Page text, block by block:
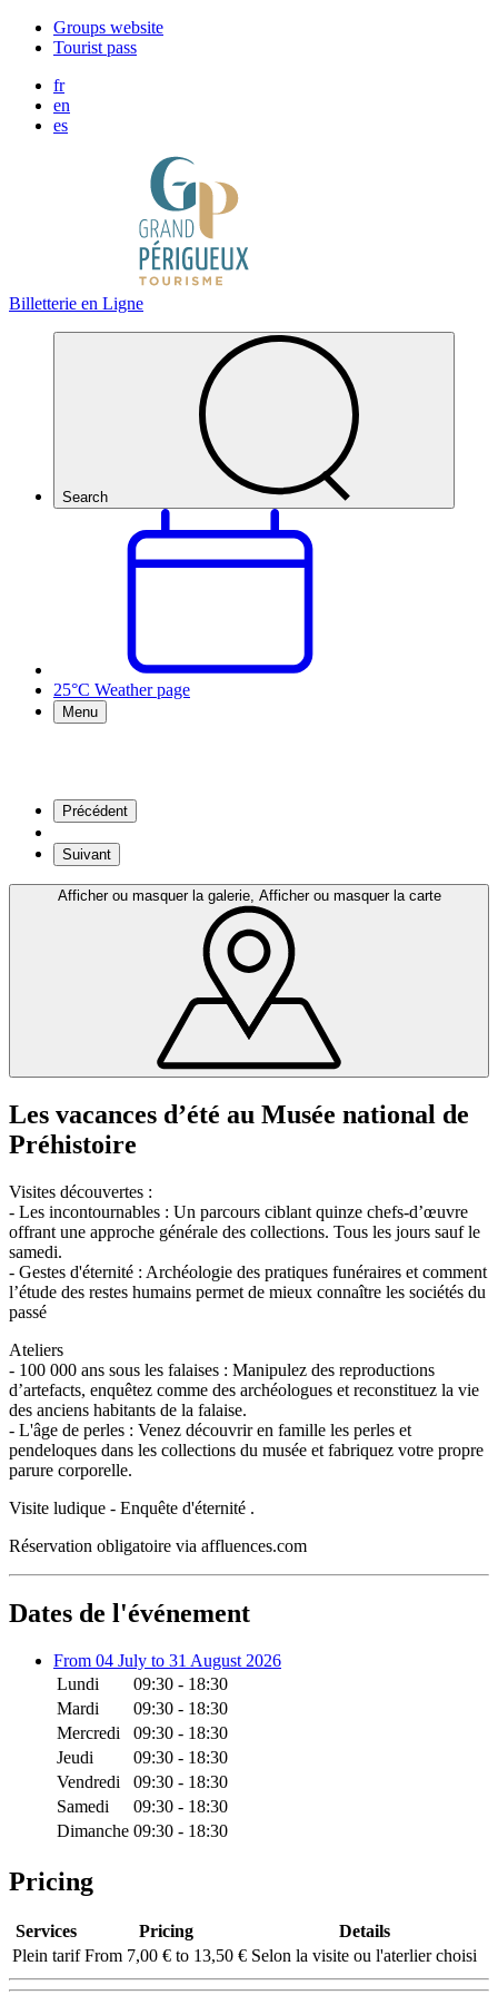
Groups website
Tourist pass
fr
en
es
Billetterie en Ligne
Search
25°C Weather page
Menu
Précédent
Suivant
Afficher ou masquer la galerie, Afficher ou masquer la carte
Les vacances d’été au Musée national de
Préhistoire
Visites découvertes :
- Les incontournables : Un parcours ciblant quinze chefs-d’œuvre
offrant une approche générale des collections. Tous les jours sauf le
samedi.
- Gestes d'éternité : Archéologie des pratiques funéraires et comment
l’étude des restes humains permet de mieux connaître les sociétés du
passé
Ateliers
- 100 000 ans sous les falaises : Manipulez des reproductions
d’artefacts, enquêtez comme des archéologues et reconstituez la vie
des anciens habitants de la falaise.
- L'âge de perles : Venez découvrir en famille les perles et
pendeloques dans les collections du musée et fabriquez votre propre
parure corporelle.
Visite ludique - Enquête d'éternité .
Réservation obligatoire via affluences.com
Dates de l'événement
From 04 July to 31 August 2026
Lundi
09:30 - 18:30
Mardi
09:30 - 18:30
Mercredi
09:30 - 18:30
Jeudi
09:30 - 18:30
Vendredi
09:30 - 18:30
Samedi
09:30 - 18:30
Dimanche 09:30 - 18:30
Pricing
Services Pricing
Details
Plein tarif From 7,00 € to 13,50 € Selon la visite ou l'aterlier choisi